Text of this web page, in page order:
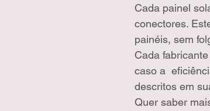
Cada painel
conectores.
painéis, sem
Cada
caso a
descritos em
Quer saber